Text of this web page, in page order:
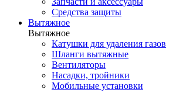
Средства защиты
Вытяжное
Вытяжное
Катушки для удаления газов
Шланги вытяжные
Вентиляторы
Насадки, тройники
Мобильные установки